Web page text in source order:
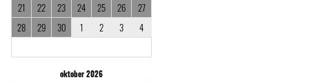
21
22 23 24 25 26
27
28
29 30 1 2 3 4
oktober 2026